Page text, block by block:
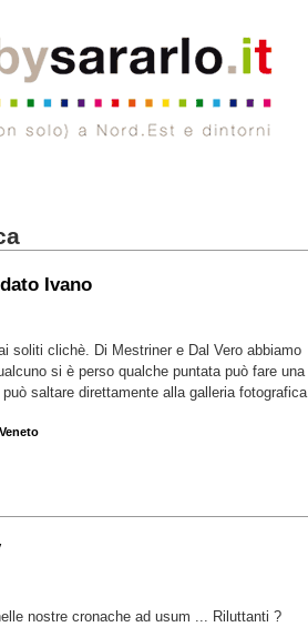
Ivano
soliti clichè. Di Mestriner e Dal Vero abbiamo
si è perso qualche puntata può fare una
saltare direttamente alla galleria fotografica
Veneto
nostre cronache ad usum ... Riluttanti ?